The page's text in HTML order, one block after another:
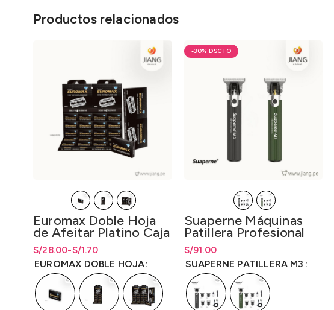
Productos relacionados
Euromax Doble Hoja
de Afeitar Platino Caja
de 5 unid – Tira de 100
unid.-Tira de 200 unid
S/1.70
-
S/28.00
Rango de precios: desde S/1.70
hasta S/28.00
Rango de precios: desde
hastaS/28.00
EUROMAX DOBLE HOJA
-30%
Suaperne Máquinas
Patillera Profesional
M3
S/91.00
Rango de precios: desde
hastaS/91.00
SUAPERNE PATILLERA M3